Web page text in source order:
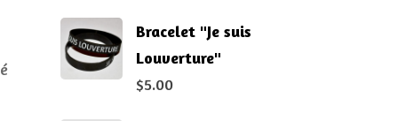
Bracelet "Je suis
Louverture"
$5.00